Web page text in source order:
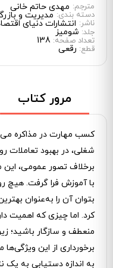
مترجم: مهدی حاتم خانی
دسته بندی: مدیریت و
ناشر: انتشارات دنیای
جلد: شومیز
تعداد صفحه: 138
قطع: رقعی
مرور کتاب
کسب مهارت در مذاکره
شغلی، در بهبود تعاملات
برخلاف تصور عمومی،
با آموزش فرا گرفت. هیچ
بتوان آن را به‌عنوان
کرد. اما چیزی که اهمیت
منعطف و سازگار باشید؛
برخورداری از این
به اندازه دستیابی به